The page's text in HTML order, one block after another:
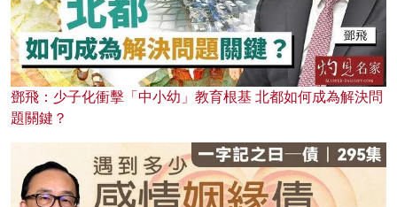
鄧飛：少子化衝擊「中小幼」教育根基 北都如何成為解決問
題關鍵？